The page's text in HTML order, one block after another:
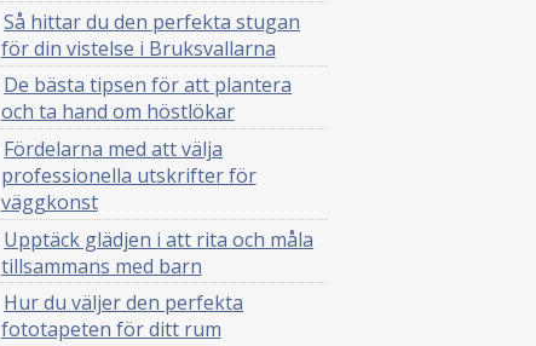
Så hittar du den perfekta stugan
för din vistelse i Bruksvallarna
De bästa tipsen för att plantera
och ta hand om höstlökar
Fördelarna med att välja
professionella utskrifter för
väggkonst
Upptäck glädjen i att rita och måla
tillsammans med barn
Hur du väljer den perfekta
fototapeten för ditt rum